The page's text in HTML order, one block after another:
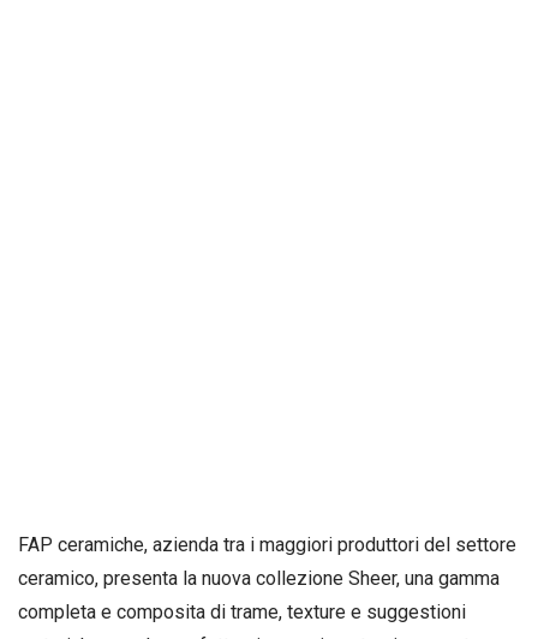
FAP ceramiche, azienda tra i maggiori produttori del settore
ceramico, presenta la nuova collezione Sheer, una gamma
completa e composita di trame, texture e suggestioni